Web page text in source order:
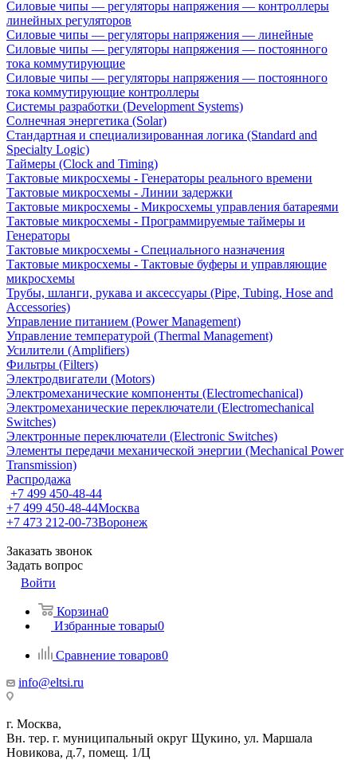
Силовые чипы — регуляторы напряжения — контроллеры
линейных регуляторов
Силовые чипы — регуляторы напряжения — линейные
Силовые чипы — регуляторы напряжения — постоянного
тока коммутирующие
Силовые чипы — регуляторы напряжения — постоянного
тока коммутирующие контроллеры
Системы разработки (Development Systems)
Солнечная энергетика (Solar)
Стандартная и специализированная логика (Standard and
Specialty Logic)
Таймеры (Clock and Timing)
Тактовые микросхемы - Генераторы реального времени
Тактовые микросхемы - Линии задержки
Тактовые микросхемы - Микросхемы управления батареями
Тактовые микросхемы - Программируемые таймеры и
Генераторы
Тактовые микросхемы - Специального назначения
Тактовые микросхемы - Тактовые буферы и управляющие
микросхемы
Трубы, шланги, рукава и аксессуары (Pipe, Tubing, Hose and
Accessories)
Управление питанием (Power Management)
Управление температурой (Thermal Management)
Усилители (Amplifiers)
Фильтры (Filters)
Электродвигатели (Motors)
Электромеханические компоненты (Electromechanical)
Электромеханические переключатели (Electromechanical
Switches)
Электронные переключатели (Electronic Switches)
Элементы передачи механической энергии (Mechanical Power
Transmission)
Распродажа
+7 499 450-48-44
+7 499 450-48-44Москва
+7 473 212-00-73Воронеж
Заказать звонок
Задать вопрос
Войти
Корзина0
Избранные товары0
Сравнение товаров0
info@eltsi.ru
г. Москва,
Вн. тер. г. муниципальный округ Щукино, ул. Маршала
Новикова, д.7, помещ. 1/Ц